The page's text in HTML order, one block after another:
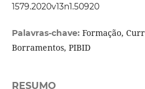
1579.2020v13n1.50920
Palavras-chave: Formação,
Borramentos, PIBID
RESUMO